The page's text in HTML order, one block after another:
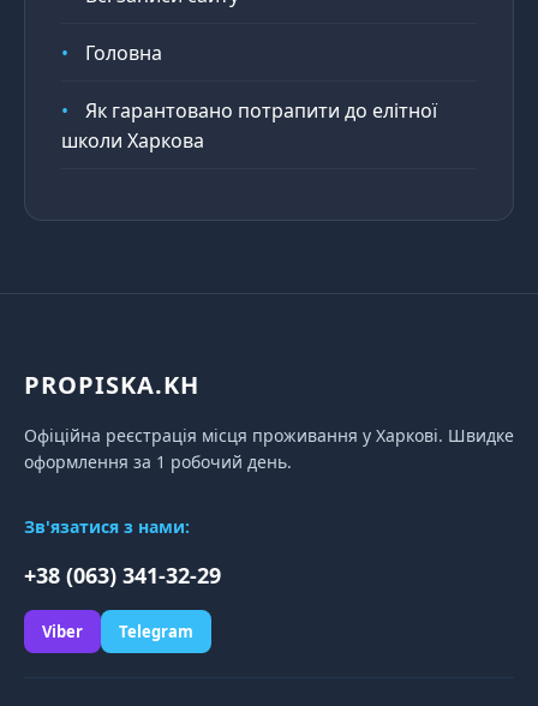
• Головна
•
Як гарантовано потрапити до елітної
школи Харкова
PROPISKA.KH
Офіційна реєстрація місця проживання у Харкові. Швидке
оформлення за 1 робочий день.
Зв'язатися з нами:
+38 (063) 341-32-29
Viber Telegram